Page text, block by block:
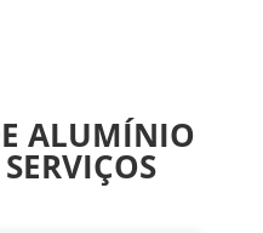
ALUMÍNIO